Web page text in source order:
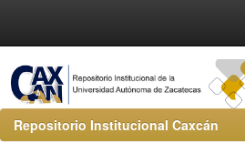
Repositorio Institucional Caxcán